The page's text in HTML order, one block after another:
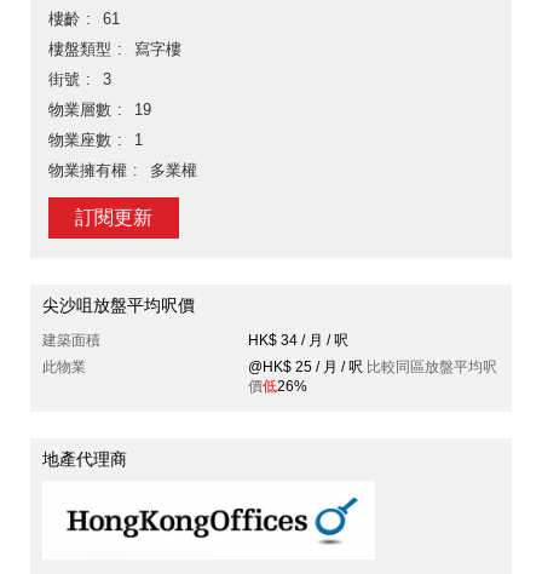
樓齡
61
樓盤類型
寫字樓
街號
3
物業層數
19
物業座數
1
物業擁有權
多業權
訂閱更新
尖沙咀放盤平均呎價
建築面積
HK$ 34 / 月 / 呎
此物業
@HK$ 25 / 月 / 呎 比較同區放盤平均呎
價低26%
地產代理商